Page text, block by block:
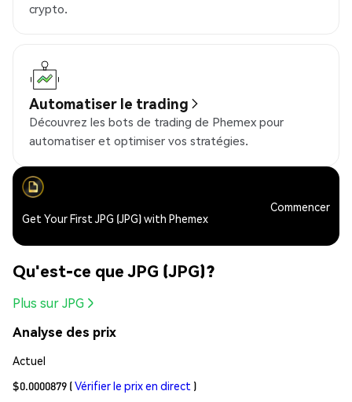
crypto.
Automatiser le trading
Découvrez les bots de trading de Phemex pour
automatiser et optimiser vos stratégies.
Get Your First JPG (JPG) with Phemex
Commencer
Qu'est-ce que JPG (JPG)?
Plus sur JPG
Analyse des prix
Actuel
$0.0000879 (Vérifier le prix en direct )